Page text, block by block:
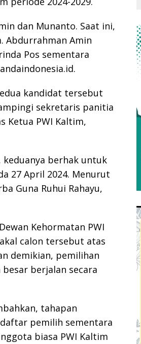
dan Munanto. Saat ini,
Abdurrahman Amin
Pos sementara
kandidat tersebut
sekretaris panitia
Ketua PWI Kaltim,
berhak untuk
27 April 2024. Menurut
Guna Ruhui Rahayu,
Kehormatan PWI
calon tersebut atas
demikian, pemilihan
berjalan secara
tahapan
pemilih sementara
biasa PWI Kaltim